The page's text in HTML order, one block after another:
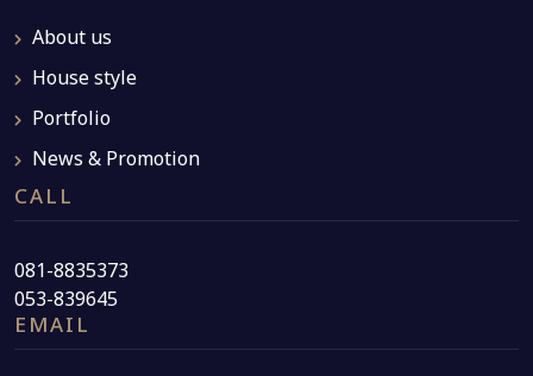
About us
House style
Portfolio
News & Promotion
CALL
081-8835373
053-839645
EMAIL